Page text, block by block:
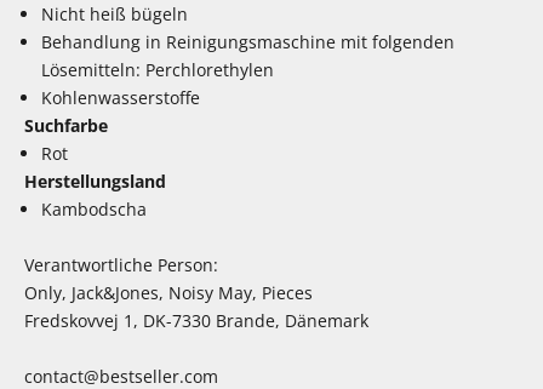
Nicht heiß bügeln
Behandlung in Reinigungsmaschine mit folgenden
Lösemitteln: Perchlorethylen
Kohlenwasserstoffe
Suchfarbe
Rot
Herstellungsland
Kambodscha
Verantwortliche Person:
Only, Jack&Jones, Noisy May, Pieces
Fredskovvej 1, DK-7330 Brande, Dänemark
contact@bestseller.com